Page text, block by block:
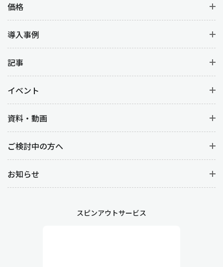
価格
導入事例
記事
イベント
資料・動画
ご検討中の方へ
お知らせ
スピンアウトサービス